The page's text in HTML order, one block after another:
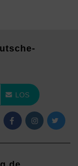
LOS